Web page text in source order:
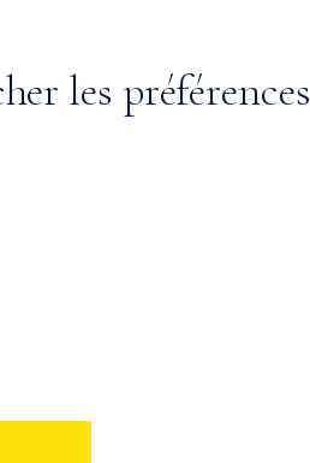
les préférences